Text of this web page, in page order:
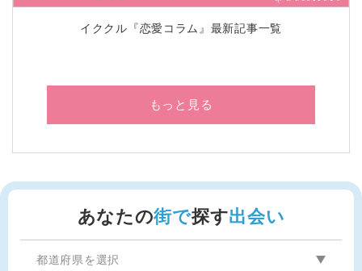
イククル『恋愛コラム』最新記事一覧
もっと見る
あなたの街で探す出会い
都道府県を選択